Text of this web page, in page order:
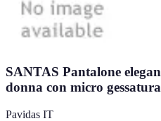
SANTAS Pantalone
donna con micro
Pavidas IT